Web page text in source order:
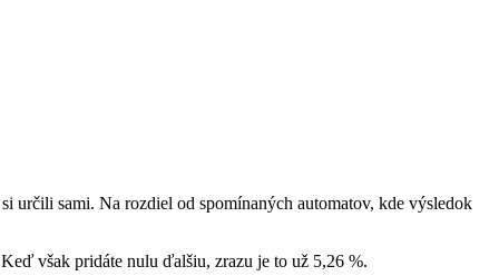
určili sami. Na rozdiel od spomínaných automatov, kde výsledok
však pridáte nulu ďalšiu, zrazu je to už 5,26 %.